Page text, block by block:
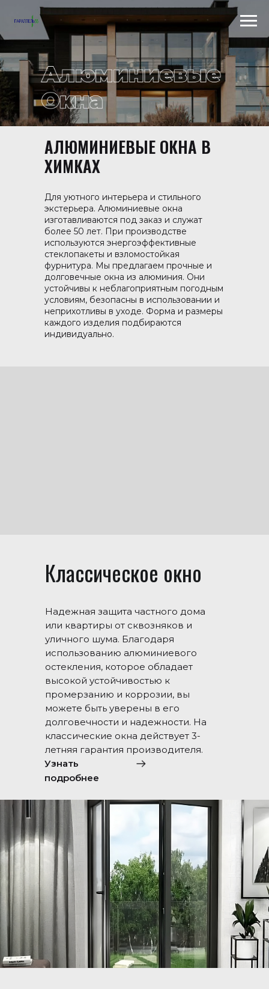
Scroll to top →
АЛЮМИНИЕВЫЕ ОКНА В
ХИМКАХ
Для уютного интерьера и стильного
экстерьера. Алюминиевые окна
изготавливаются под заказ и служат
более 50 лет. При производстве
используются энергоэффективные
стеклопакеты и взломостойкая
фурнитура. Мы предлагаем прочные и
долговечные окна из алюминия. Они
устойчивы к неблагоприятным погодным
условиям, безопасны в использовании и
неприхотливы в уходе. Форма и размеры
каждого изделия подбираются
индивидуально.
Классическое окно
Надежная защита частного дома
или квартиры от сквозняков и
уличного шума. Благодаря
использованию алюминиевого
остекления, которое обладает
высокой устойчивостью к
промерзанию и коррозии, вы
можете быть уверены в его
долговечности и надежности. На
классические окна действует 3-
летняя гарантия производителя.
Узнать
подробнее